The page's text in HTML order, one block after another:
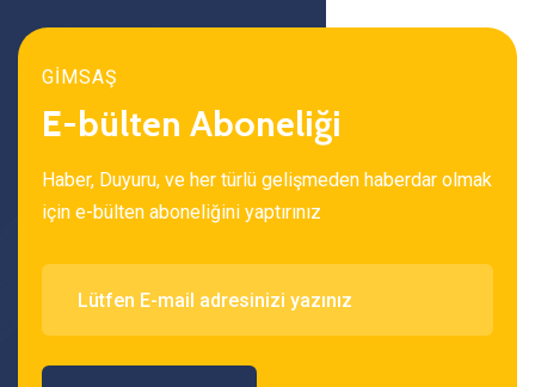
GİMSAŞ
E-bülten Aboneliği
Haber, Duyuru, ve her türlü gelişmeden haberdar olmak
için e-bülten aboneliğini yaptırınız